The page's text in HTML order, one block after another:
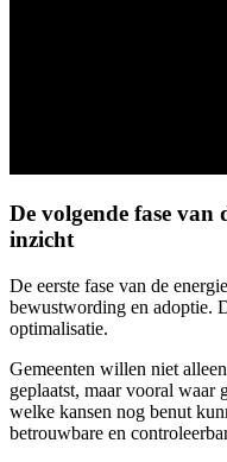
De volgende fase
inzicht
De eerste fase van de
bewustwording en adoptie.
optimalisatie.
Gemeenten willen niet
geplaatst, maar vooral waar
welke kansen nog benut
betrouwbare en